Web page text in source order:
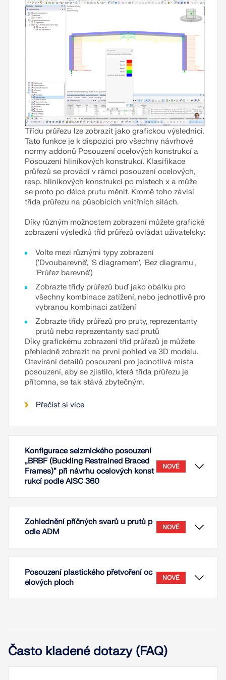
Přečíst si více
Třídu průřezu lze zobrazit jako grafickou výslednici.
Tato funkce je k dispozici pro všechny návrhové
normy addonů Posouzení ocelových konstrukcí a
Posouzení hliníkových konstrukcí. Klasifikace
průřezů se provádí v rámci posouzení ocelových,
resp. hliníkových konstrukcí po místech x a může
se proto po délce prutu měnit. Kromě toho závisí
třída průřezu na působících vnitřních silách.
Díky různým možnostem zobrazení můžete grafické
zobrazení výsledků tříd průřezů ovládat uživatelsky:
Volte mezi různými typy zobrazení
('Dvoubarevně', 'S diagramem', 'Bez diagramu',
'Průřez barevně')
Zobrazte třídy průřezů buď jako obálku pro
všechny kombinace zatížení, nebo jednotlivě pro
vybranou kombinaci zatížení
Zobrazte třídy průřezů pro pruty, reprezentanty
prutů nebo reprezentanty sad prutů
Díky grafickému zobrazení tříd průřezů je můžete
přehledně zobrazit na první pohled ve 3D modelu.
Otevírání detailů posouzení pro jednotlivá místa
posouzení, aby se zjistilo, která třída průřezu je
přítomna, se tak stává zbytečným.
Přečíst si více
Konfigurace seizmického posouzení
„BRBF (Buckling Restrained Braced
Frames)“ při návrhu ocelových konst
rukcí podle AISC 360
NOVÉ
ocelových konstrukcí podle AISC 360 k dispozici
nastavení pro seizmické posouzení 'BRBF
Zohlednění příčných svarů u prutů p
odle ADM
NOVÉ
Posouzení plastického přetvoření oc
elových ploch
NOVÉ
Často kladené dotazy (FAQ)